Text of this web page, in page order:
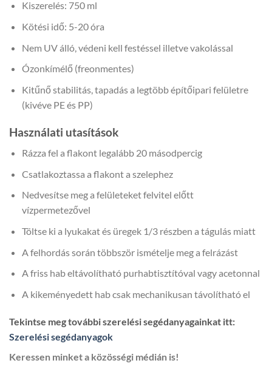
Kiszerelés: 750 ml
Kötési idő: 5-20 óra
Nem UV álló, védeni kell festéssel illetve vakolással
Ózonkímélő (freonmentes)
Kitűnő stabilitás, tapadás a legtöbb építőipari felületre
(kivéve PE és PP)
Használati utasítások
Rázza fel a flakont legalább 20 másodpercig
Csatlakoztassa a flakont a szelephez
Nedvesítse meg a felületeket felvitel előtt
vízpermetezővel
Töltse ki a lyukakat és üregek 1/3 részben a tágulás miatt
A felhordás során többször ismételje meg a felrázást
A friss hab eltávolítható purhabtisztítóval vagy acetonnal
A kikeményedett hab csak mechanikusan távolítható el
Tekintse meg további szerelési segédanyagainkat itt:
Szerelési segédanyagok
Keressen minket a közösségi médián is!